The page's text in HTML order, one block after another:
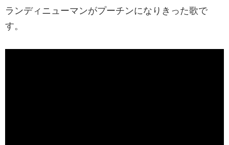
ランディニューマンがプーチンになりきった歌で
す。